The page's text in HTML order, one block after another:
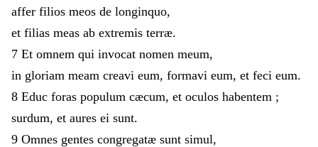
affer filios meos de longinquo,
et filias meas ab extremis terræ.
7 Et omnem qui invocat nomen meum,
in gloriam meam creavi eum, formavi eum, et feci eum.
8 Educ foras populum cæcum, et oculos habentem ;
surdum, et aures ei sunt.
9 Omnes gentes congregatæ sunt simul,